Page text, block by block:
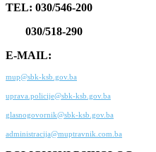
TEL: 030/546-200
030/518-290
E-MAIL:
mup@sbk-ksb.gov.ba
uprava.policije@sbk-ksb.gov.ba
glasnogovornik@sbk-ksb.gov.ba
administracija@muptravnik.com.ba